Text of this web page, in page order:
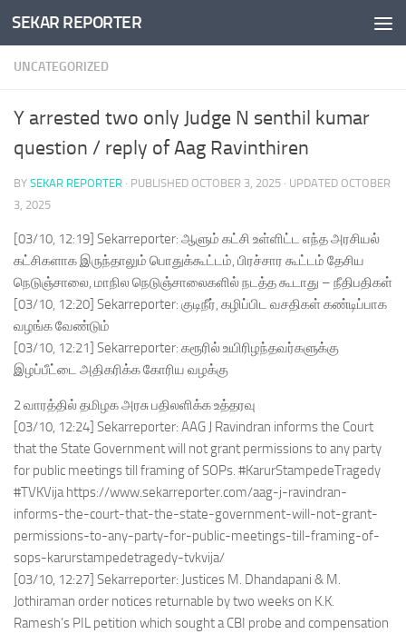
Skip to content
SEKAR REPORTER
UNCATEGORIZED
Y arrested two only Judge N senthil kumar
question / reply of Aag Ravinthiren
BY SEKAR REPORTER · PUBLISHED OCTOBER 3, 2025 · UPDATED OCTOBER
3, 2025
[03/10, 12:19] Sekarreporter: ஆளும் கட்சி உள்ளிட்ட எந்த அரசியல்
கட்சிகளாக இருந்தாலும் பொதுக்கூட்டம், பிரச்சார கூட்டம் தேசிய
நெடுஞ்சாலை, மாநில நெடுஞ்சாலைகளில் நடத்த கூடாது – நீதிபதிகள்
[03/10, 12:20] Sekarreporter: குடிநீர், கழிப்பிட வசதிகள் கண்டிப்பாக
வழங்க வேண்டும்
[03/10, 12:21] Sekarreporter: கரூரில் உயிரிழந்தவர்களுக்கு
இழப்பீட்டை அதிகரிக்க கோரிய வழக்கு
2 வாரத்தில் தமிழக அரசு பதிலளிக்க உத்தரவு
[03/10, 12:24] Sekarreporter: AAG J Ravindran informs the Court
that the State Government will not grant permissions to any party
for public meetings till framing of SOPs. #KarurStampedeTragedy
#TVKVija https://www.sekarreporter.com/aag-j-ravindran-
informs-the-court-that-the-state-government-will-not-grant-
permissions-to-any-party-for-public-meetings-till-framing-of-
sops-karurstampedetragedy-tvkvija/
[03/10, 12:27] Sekarreporter: Justices M. Dhandapani & M.
Jothiraman order notices returnable by two weeks on K.K.
Ramesh’s PIL petition which sought a CBI probe and compensation